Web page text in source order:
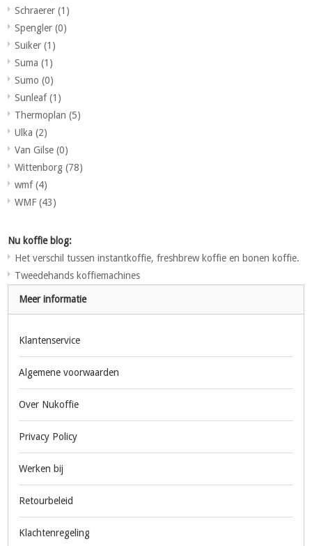
Schraerer(1)
Spengler(0)
Suiker(1)
Suma(1)
Sumo(0)
Sunleaf(1)
Thermoplan(5)
Ulka(2)
Van Gilse(0)
Wittenborg(78)
wmf(4)
WMF(43)
Nu koffie blog:
Het verschil tussen instantkoffie, freshbrew koffie en bonen koffie.
Tweedehands koffiemachines
Meer informatie
Klantenservice
Algemene voorwaarden
Over Nukoffie
Privacy Policy
Werken bij
Retourbeleid
Klachtenregeling